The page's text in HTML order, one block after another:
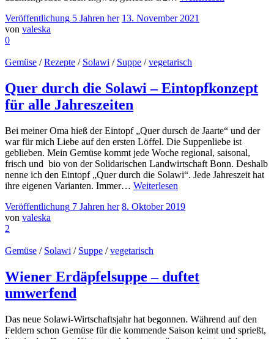
Veröffentlichung 5 Jahren her 13. November 2021
von valeska
0
Gemüse /Rezepte / Solawi / Suppe /vegetarisch
Quer durch die Solawi – Eintopfkonzept
für alle Jahreszeiten
Bei meiner Oma hieß der Eintopf „Quer dursch de Jaarte“ und der
war für mich Liebe auf den ersten Löffel. Die Suppenliebe ist
geblieben. Mein Gemüse kommt jede Woche regional, saisonal,
frisch und bio von der Solidarischen Landwirtschaft Bonn. Deshalb
nenne ich den Eintopf „Quer durch die Solawi“. Jede Jahreszeit hat
ihre eigenen Varianten. Immer… Weiterlesen
Veröffentlichung 7 Jahren her 8. Oktober 2019
von valeska
2
Gemüse / Solawi / Suppe /vegetarisch
Wiener Erdäpfelsuppe – duftet
umwerfend
Das neue Solawi-Wirtschaftsjahr hat begonnen. Während auf den
Feldern schon Gemüse für die kommende Saison keimt und sprießt,